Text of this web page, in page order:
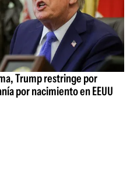
Trump restringe por
por nacimiento en EEUU